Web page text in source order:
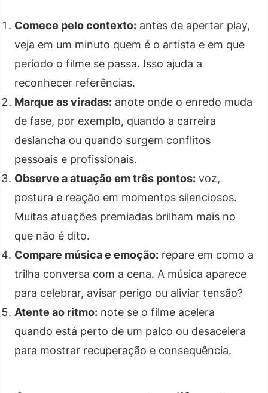
Comece pelo contexto: antes de apertar play,
veja em um minuto quem é o artista e em que
período o filme se passa. Isso ajuda a
reconhecer referências.
Marque as viradas: anote onde o enredo muda
de fase, por exemplo, quando a carreira
deslancha ou quando surgem conflitos
pessoais e profissionais.
Observe a atuação em três pontos: voz,
postura e reação em momentos silenciosos.
Muitas atuações premiadas brilham mais no
que não é dito.
Compare música e emoção: repare em como a
trilha conversa com a cena. A música aparece
para celebrar, avisar perigo ou aliviar tensão?
Atente ao ritmo: note se o filme acelera
quando está perto de um palco ou desacelera
para mostrar recuperação e consequência.